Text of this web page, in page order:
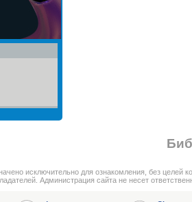
исключительно для ознакомления, без
Администрация сайта не несет